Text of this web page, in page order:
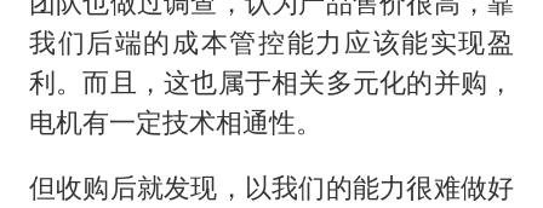
我们后端的成本管控能力应该能实现盈
利。而且，这也属于相关多元化的并购，
电机有一定技术相通性。
但收购后就发现，以我们的能力很难做好